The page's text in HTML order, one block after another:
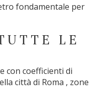
fondamentale per
LE
con coefficienti di
città di Roma , zone